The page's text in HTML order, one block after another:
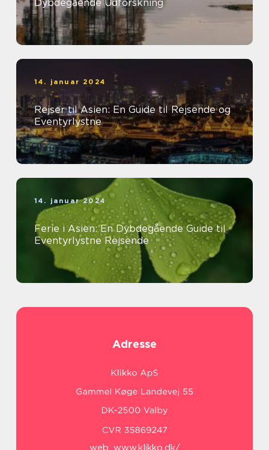
Dybdegående Udforskning
14. januar 2024
Rejser til Asien: En Guide til Rejsende og
Eventyrlystne
14. januar 2024
Ferie i Asien: En Dybdegående Guide til
Eventyrlystne Rejsende
Adresse
web: www.klikko.dk/